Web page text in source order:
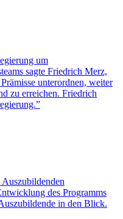
um
sagte Friedrich Merz,
unterordnen, weiter
zu erreichen. Friedrich
des Programms
in den Blick.